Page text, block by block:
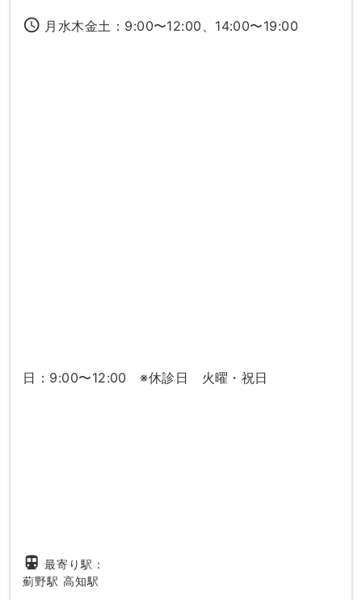
access_time 月水木金土：9:00〜12:00、14:00〜19:00
日：9:00〜12:00 ※休診日 火曜・祝日
directions_subway 最寄り駅：
薊野駅 高知駅